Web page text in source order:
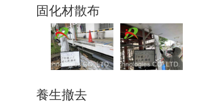
固化材散布
養生撤去